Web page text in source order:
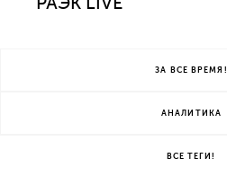
ЗА ВСЕ ВРЕМЯ!
АНАЛИТИКА
ВСЕ ТЕГИ!